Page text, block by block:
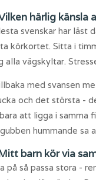
härlig känsla
svenskar har
körkortet. Sitta i
vägskyltar.
med svansen
och det största -
att ligga i
hummande
barn kör via
så passa stora -